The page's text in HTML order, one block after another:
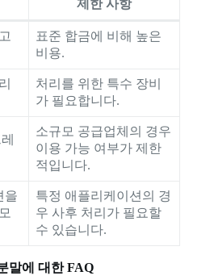
제한 사항
표준 합금에 비해 높은
비용.
처리를 위한 특수 장비
가 필요합니다.
소규모 공급업체의 경우
이용 가능 여부가 제한
적입니다.
을
특정 애플리케이션의 경
우 사후 처리가 필요할
수 있습니다.
말에 대한 FAQ